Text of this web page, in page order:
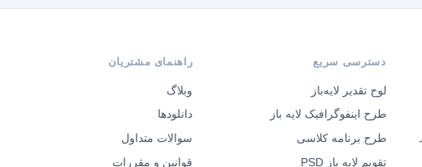
دسترسی سریع
لوح تقدیر لایه‌باز
طرح اینفوگرافیک لایه باز
طرح برنامه کلاسی
تقویم لایه باز PSD
راهنمای مشتریان
وبلاگ
دانلودها
سوالات متداول
قوانین و مقررات